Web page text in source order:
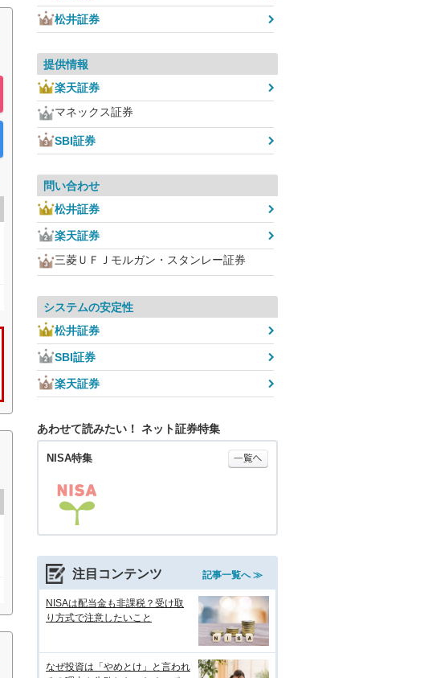
松井証券
提供情報
楽天証券
マネックス証券
SBI証券
問い合わせ
松井証券
楽天証券
三菱ＵＦＪモルガン・スタンレー証券
システムの安定性
松井証券
SBI証券
楽天証券
あわせて読みたい！ ネット証券特集
NISA特集
注目コンテンツ 記事一覧へ ≫
NISAは配当金も非課税？受け取
り方式で注意したいこと
なぜ投資は「やめとけ」と言われ